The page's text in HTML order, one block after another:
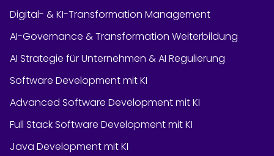
Digital- & KI-Transformation Management
AI-Governance & Transformation Weiterbildung
AI Strategie für Unternehmen & AI Regulierung
Software Development mit KI
Advanced Software Development mit KI
Full Stack Software Development mit KI
Java Development mit KI